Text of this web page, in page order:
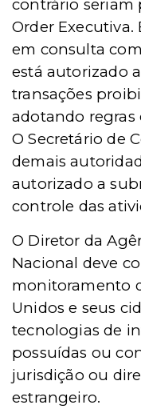
contrário seriam
Order Executiva.
em consulta
está autorizado
transações
adotando regras
O Secretário de
demais
autorizado a
controle das
O Diretor da
Nacional deve
monitoramento
Unidos e seus
tecnologias de
possuídas ou
jurisdição ou
estrangeiro.